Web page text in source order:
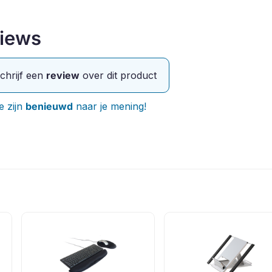
een review over dit product
zijn benieuwd naar je mening!